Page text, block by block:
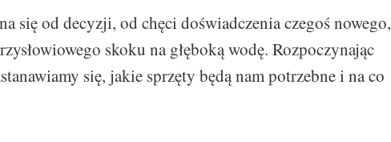
się od decyzji, od chęci doświadczenia czegoś nowego,
skoku na głęboką wodę. Rozpoczynając
się, jakie sprzęty będą nam potrzebne i na co